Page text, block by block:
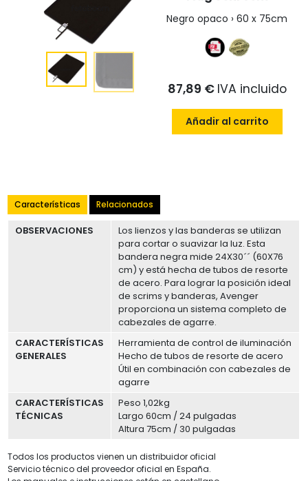
Negro opaco › 60 x 75cm
87,89 € IVA incluido
Añadir al carrito
Características Relacionados
OBSERVACIONES
Los lienzos y las banderas se utilizan
para cortar o suavizar la luz. Esta
bandera negra mide 24X30´´ (60X76
cm) y está hecha de tubos de resorte
de acero. Para lograr la posición ideal
de scrims y banderas, Avenger
proporciona un sistema completo de
cabezales de agarre.
CARACTERÍSTICAS
GENERALES
Herramienta de control de iluminación
Hecho de tubos de resorte de acero
Útil en combinación con cabezales de
agarre
CARACTERÍSTICAS
TÉCNICAS
Peso 1,02kg
Largo 60cm / 24 pulgadas
Altura 75cm / 30 pulgadas
Todos los productos vienen un distribuidor oficial
Servicio técnico del proveedor oficial en España.